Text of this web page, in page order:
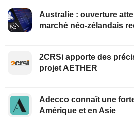
Australie : ouverture
marché néo-zélandais
2CRSi apporte des
projet AETHER
Adecco connaît une
Amérique et en Asie